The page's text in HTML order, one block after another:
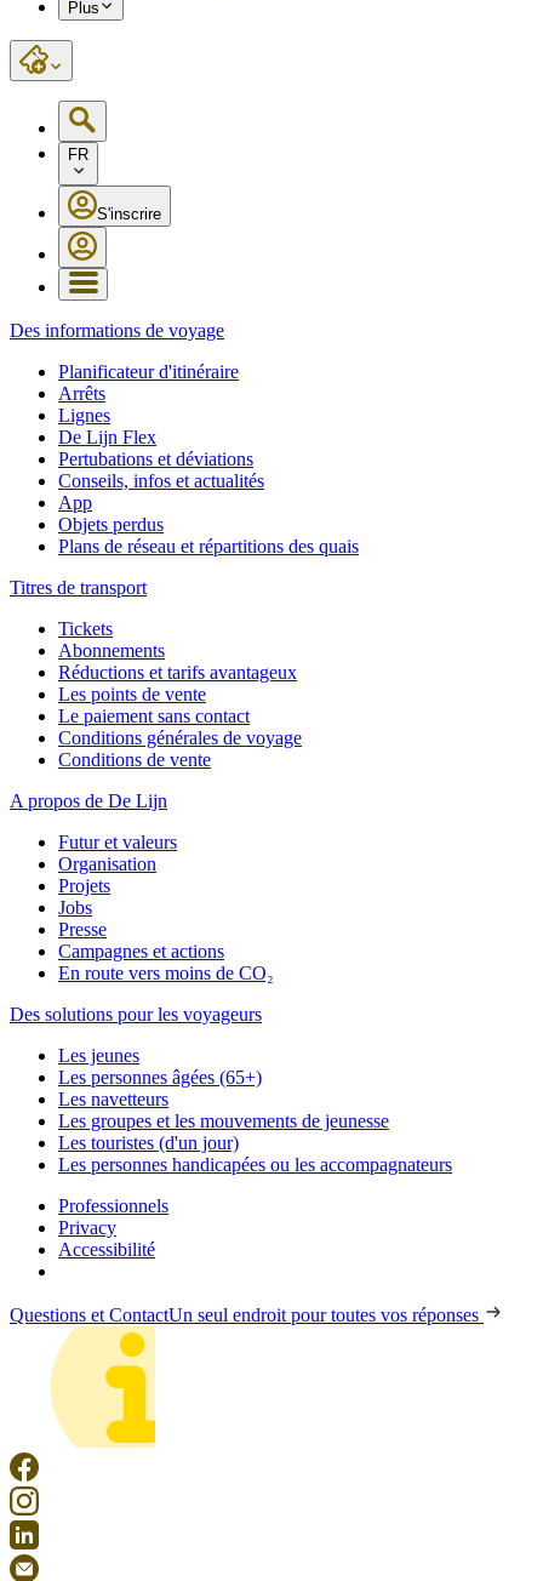
Plus
FR
S'inscrire
Des informations de voyage
Planificateur d'itinéraire
Arrêts
Lignes
De Lijn Flex
Pertubations et déviations
Conseils, infos et actualités
App
Objets perdus
Plans de réseau et répartitions des quais
Titres de transport
Tickets
Abonnements
Réductions et tarifs avantageux
Les points de vente
Le paiement sans contact
Conditions générales de voyage
Conditions de vente
A propos de De Lijn
Futur et valeurs
Organisation
Projets
Jobs
Presse
Campagnes et actions
En route vers moins de CO₂
Des solutions pour les voyageurs
Les jeunes
Les personnes âgées (65+)
Les navetteurs
Les groupes et les mouvements de jeunesse
Les touristes (d'un jour)
Les personnes handicapées ou les accompagnateurs
Professionnels
Privacy
Accessibilité
Questions et ContactUn seul endroit pour toutes vos réponses